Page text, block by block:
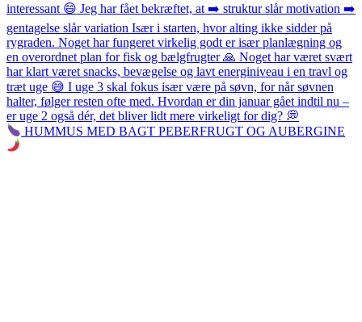
HUMMUS MED BAGT PEBERFRUGT OG AUBERGINE